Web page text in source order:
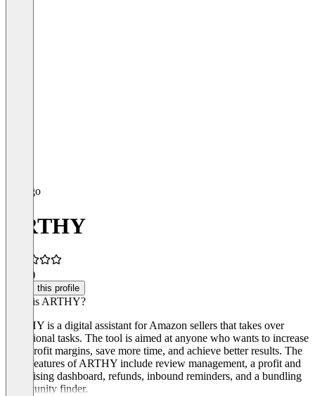
ARTHY
(2)
Claim this profile
What is ARTHY?
ARTHY is a digital assistant for Amazon sellers that takes over
operational tasks. The tool is aimed at anyone who wants to increase
their profit margins, save more time, and achieve better results. The
main features of ARTHY include review management, a profit and
advertising dashboard, refunds, inbound reminders, and a bundling
opportunity finder.